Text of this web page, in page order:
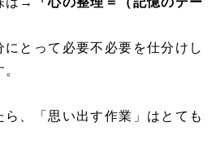
とって必要不必要を仕分けし
、「思い出す作業」はとても